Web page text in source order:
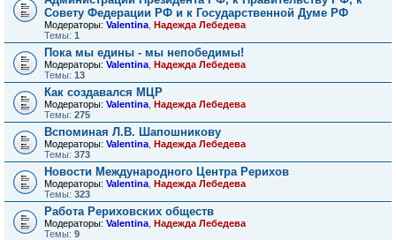
Совету Федерации РФ и к Государственной Думе РФ
Модераторы: Valentina Надежда Лебедева
Темы: 1
Пока мы едины - мы непобедимы!
Модераторы: Valentina Надежда Лебедева
Темы: 13
Как создавался МЦР
Модераторы: Valentina Надежда Лебедева
Темы: 275
Вспоминая Л.В. Шапошникову
Модераторы: Valentina Надежда Лебедева
Темы: 373
Новости Международного Центра Рерихов
Модераторы: Valentina Надежда Лебедева
Темы: 323
Работа Рериховских обществ
Модераторы: Valentina Надежда Лебедева
Темы: 9